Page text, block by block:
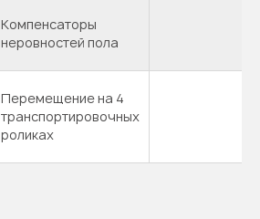
Компенсаторы
неровностей пола
Перемещение на 4
транспортировочных
роликах